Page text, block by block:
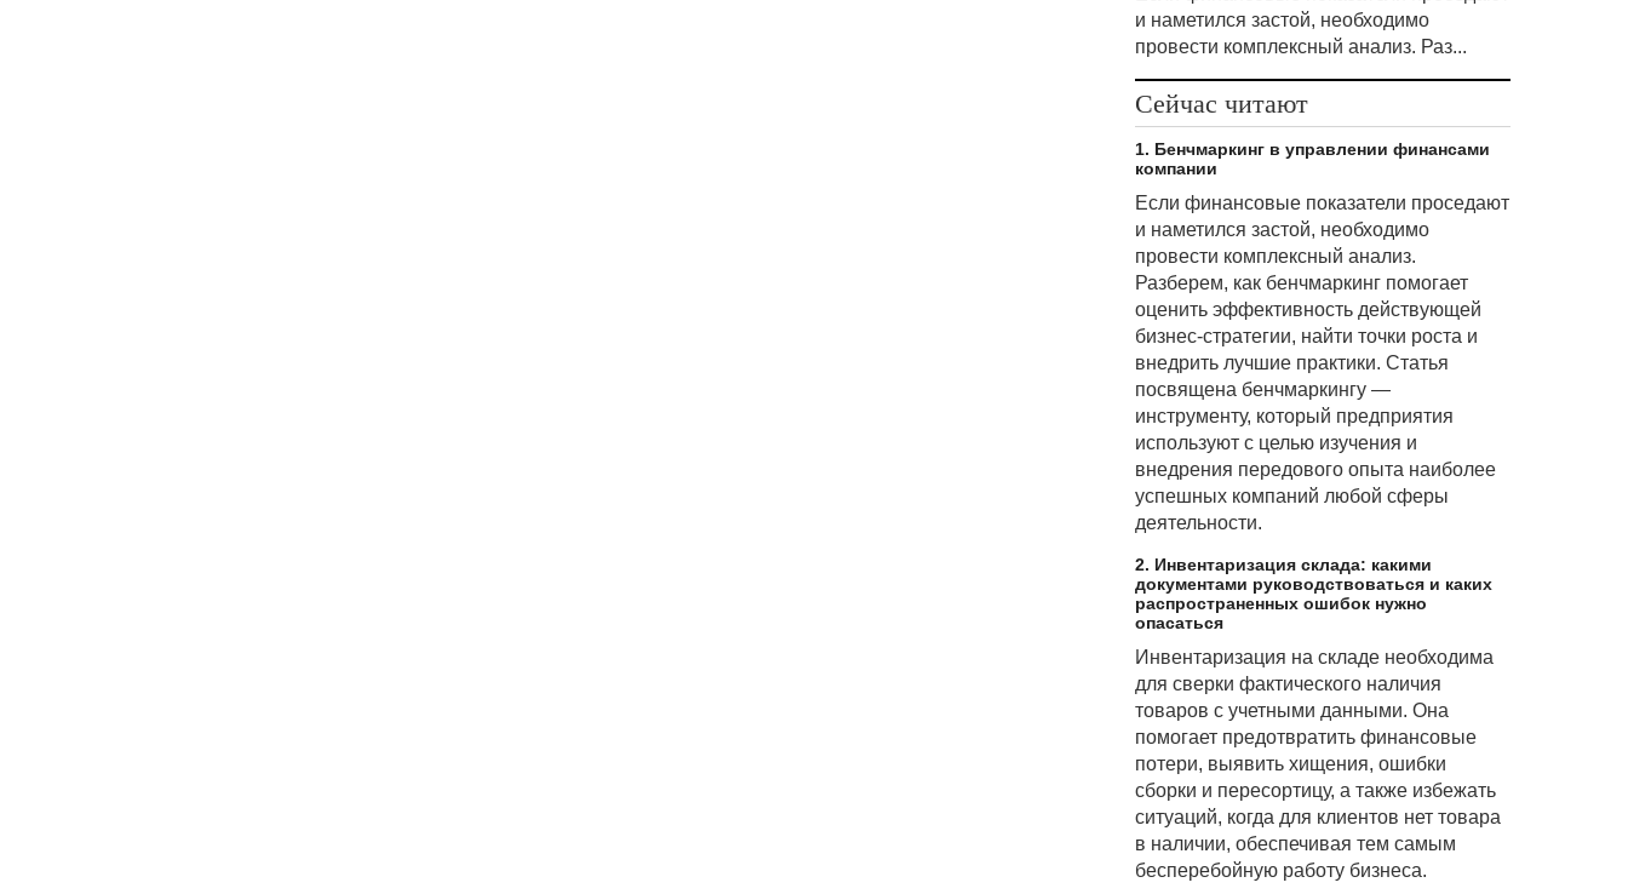
и наметился застой, необходимо
провести комплексный анализ. Раз...
Сейчас читают
1. Бенчмаркинг в управлении финансами
компании
Если финансовые показатели проседают
и наметился застой, необходимо
провести комплексный анализ.
Разберем, как бенчмаркинг помогает
оценить эффективность действующей
бизнес-стратегии, найти точки роста и
внедрить лучшие практики. Статья
посвящена бенчмаркингу —
инструменту, который предприятия
используют с целью изучения и
внедрения передового опыта наиболее
успешных компаний любой сферы
деятельности.
2. Инвентаризация склада: какими
документами руководствоваться и каких
распространенных ошибок нужно
опасаться
Инвентаризация на складе необходима
для сверки фактического наличия
товаров с учетными данными. Она
помогает предотвратить финансовые
потери, выявить хищения, ошибки
сборки и пересортицу, а также избежать
ситуаций, когда для клиентов нет товара
в наличии, обеспечивая тем самым
бесперебойную работу бизнеса.